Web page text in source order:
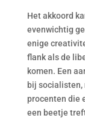
Het akkoord
evenwichtig
enige
flank als de
komen. Een
bij socialisten,
procenten die
een beetje